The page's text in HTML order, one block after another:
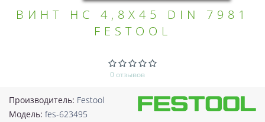
ВИНТ HC 4,8X45 DIN 7981
FESTOOL
0 отзывов
Производитель: Festool
Модель: fes-623495